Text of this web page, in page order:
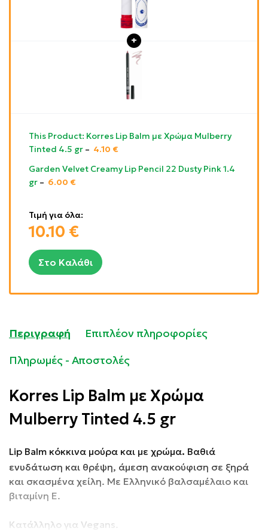
Τιμή για όλα:
10.10 €
Στο Καλάθι
This Product: Korres Lip Balm με Χρώμα Mulberry
Tinted 4.5 gr – 4.10 €
Garden Velvet Creamy Lip Pencil 22 Dusty Pink 1.4
gr – 6.00 €
Περιγραφή
Επιπλέον πληροφορίες
Πληρωμές - Αποστολές
Korres Lip Balm με Χρώμα
Mulberry Tinted 4.5 gr
Lip Balm κόκκινα μούρα και με χρώμα. Βαθιά
ενυδάτωση και θρέψη, άμεση ανακούφιση σε ξηρά
και σκασμένα χείλη. Με Ελληνικό βαλσαμέλαιο και
βιταμίνη Ε.
Κατάλληλο για Vegans.